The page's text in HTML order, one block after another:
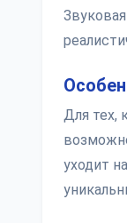
Для тех,
уходит